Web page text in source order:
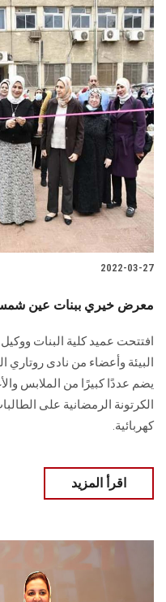
2022-03-27
معرض خيري ببنات عين شمس
افتتحت عميد كلية البنات
البيئة وأعضاء من نادى روتاري
يضم عددًا كبيرًا من الملابس
الكرتونة الرمضانية على
كهربائية.
اقرأ المزيد